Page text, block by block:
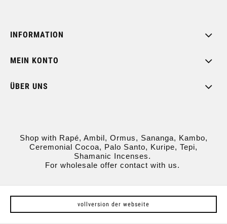
INFORMATION
MEIN KONTO
ÜBER UNS
Shop with Rapé, Ambil, Ormus, Sananga, Kambo,
Ceremonial Cocoa, Palo Santo, Kuripe, Tepi,
Shamanic Incenses.
For wholesale offer contact with us.
vollversion der webseite